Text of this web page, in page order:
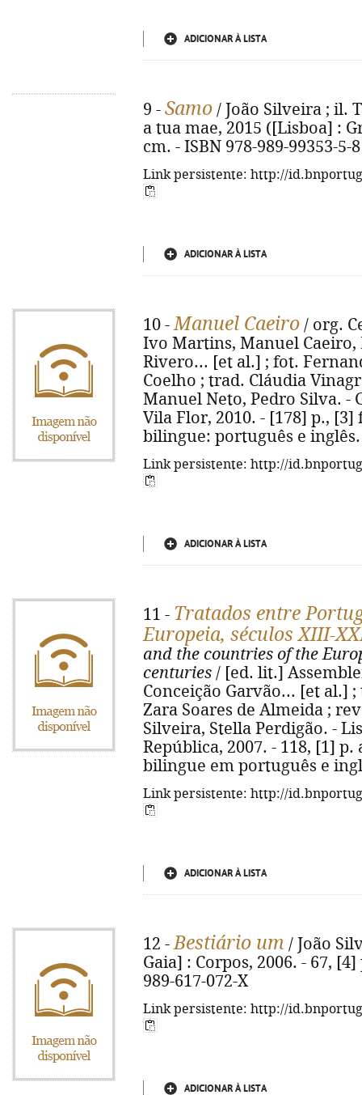
ADICIONAR À LISTA
9 - Samo / João Silveira ; il.
a tua mae, 2015 ([Lisboa] :
cm. - ISBN 978-989-99353-5-8
Link persistente: http://
ADICIONAR À LISTA
10 -Manuel Caeiro / org.
Ivo Martins, Manuel Caeiro,
Rivero... [et al.] ; fot.
Coelho ; trad. Cláudia
Manuel Neto, Pedro Silva. -
Vila Flor, 2010. - [178] p., [3]
bilingue: português e inglês.
Link persistente: http://
ADICIONAR À LISTA
11 - Tratados entre
Europeia, séculos XIII-
and the countries of the
centuries / [ed. lit.]
Conceição Garvão... [et al.]
Zara Soares de Almeida ;
Silveira, Stella Perdigão. -
República, 2007. - 118, [1] p.
bilingue em português e
Link persistente: http://
ADICIONAR À LISTA
12 -Bestiário um / João
Gaia] : Corpos, 2006. - 67,
989-617-072-X
Link persistente: http://
ADICIONAR À LISTA